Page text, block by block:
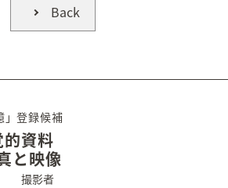
Back
」登録候補
資料
と映像
撮影者